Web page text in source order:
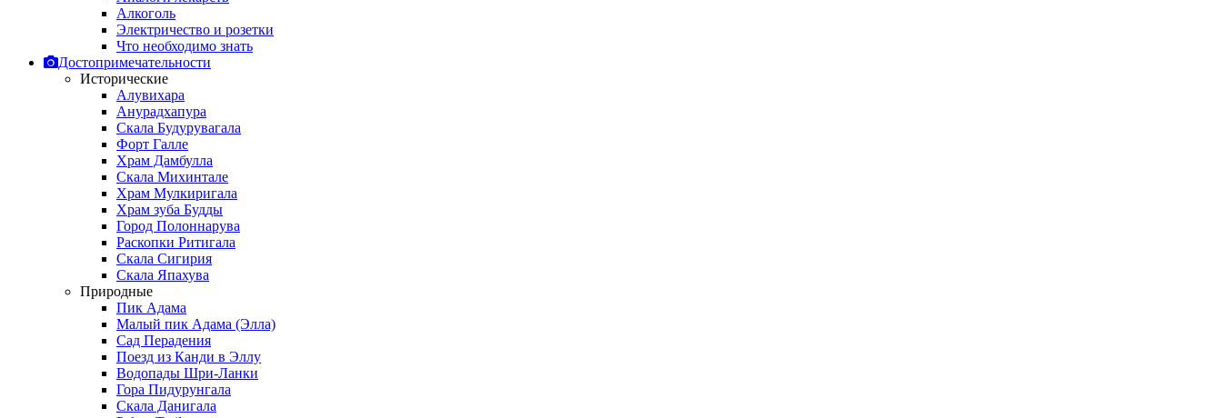
Алкоголь
Электричество и розетки
Что необходимо знать
Достопримечательности
Исторические
Алувихара
Анурадхапура
Скала Будурувагала
Форт Галле
Храм Дамбулла
Скала Михинтале
Храм Мулкиригала
Храм зуба Будды
Город Полоннарува
Раскопки Ритигала
Скала Сигирия
Скала Япахува
Природные
Пик Адама
Малый пик Адама (Элла)
Сад Перадения
Поезд из Канди в Эллу
Водопады Шри-Ланки
Гора Пидурунгала
Скала Данигала